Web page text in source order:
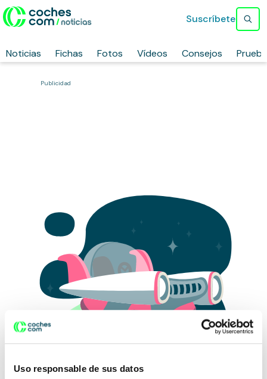
Uso responsable de sus datos
Noticias Fichas Fotos Vídeos Consejos
Suscríbete
Publicidad